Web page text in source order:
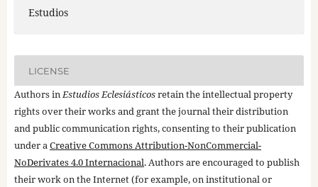
Estudios
LICENSE
Authors inEstudios Eclesiásticosretain the intellectual property
rights over their works and grant the journal their distribution
and public communication rights, consenting to their publication
under aCreative Commons Attribution-NonCommercial-
NoDerivates 4.0 Internacional. Authors are encouraged to publish
their work on the Internet (for example, on institutional or